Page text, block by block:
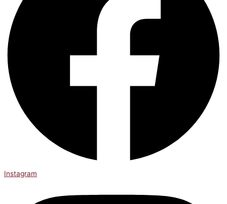
Instagram